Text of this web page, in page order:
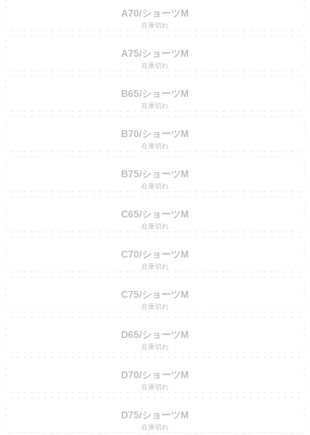
A70/ショーツM
在庫切れ
A75/ショーツM
在庫切れ
B65/ショーツM
在庫切れ
B70/ショーツM
在庫切れ
B75/ショーツM
在庫切れ
C65/ショーツM
在庫切れ
C70/ショーツM
在庫切れ
C75/ショーツM
在庫切れ
D65/ショーツM
在庫切れ
D70/ショーツM
在庫切れ
D75/ショーツM
在庫切れ